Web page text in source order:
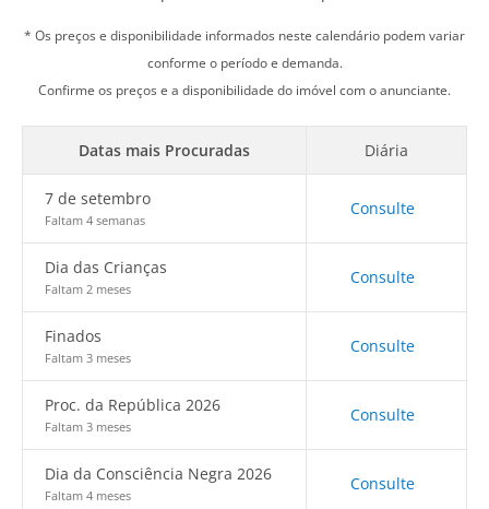
* Os preços e disponibilidade informados neste calendário podem variar
conforme o período e demanda.
Confirme os preços e a disponibilidade do imóvel com o anunciante.
Datas mais Procuradas Diária
7 de setembro
Faltam 4 semanas
Consulte
Dia das Crianças
Faltam 2 meses
Consulte
Finados
Faltam 3 meses
Consulte
Proc. da República 2026
Faltam 3 meses
Consulte
Dia da Consciência Negra 2026
Faltam 4 meses
Consulte